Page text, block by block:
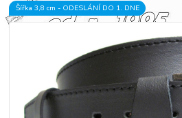
Šířka 3,8 cm - ODESLÁNÍ DO 1. DNE